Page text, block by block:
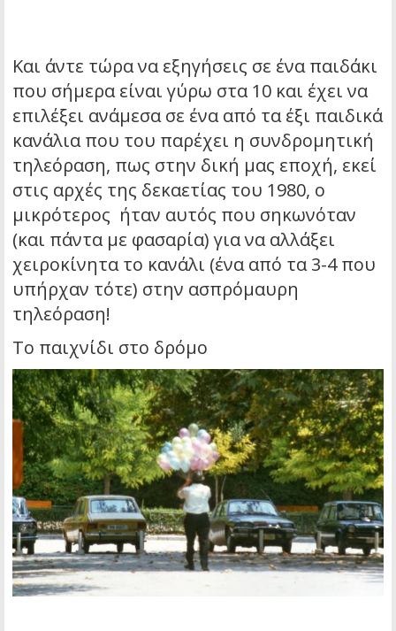
Και άντε τώρα να εξηγήσεις σε ένα παιδάκι
που σήμερα είναι γύρω στα 10 και έχει να
επιλέξει ανάμεσα σε ένα από τα έξι παιδικά
κανάλια που του παρέχει η συνδρομητική
τηλεόραση, πως στην δική μας εποχή, εκεί
στις αρχές της δεκαετίας του 1980, ο
μικρότερος ήταν αυτός που σηκωνόταν
(και πάντα με φασαρία) για να αλλάξει
χειροκίνητα το κανάλι (ένα από τα 3-4 που
υπήρχαν τότε) στην ασπρόμαυρη
τηλεόραση!
Το παιχνίδι στο δρόμο